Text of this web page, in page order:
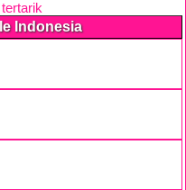
Indonesia